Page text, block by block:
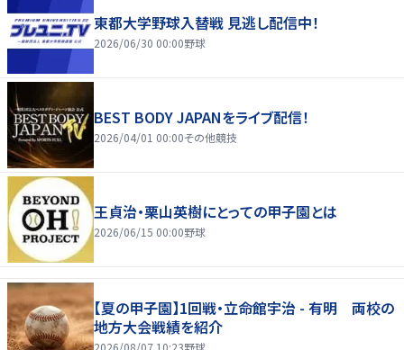
東都大学野球入替戦 見逃し配信中！
2026/06/30 00:00野球
BEST BODY JAPANをライブ配信！
2026/04/01 00:00その他競技
王貞治・栗山英樹にとっての甲子園とは
2026/06/15 00:00野球
【夏の甲子園】1回戦・立命館宇治 - 有明 両校の
地方大会戦績を紹介